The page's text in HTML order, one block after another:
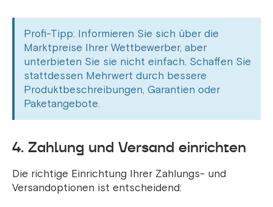
Profi-Tipp: Informieren Sie sich über die
Marktpreise Ihrer Wettbewerber, aber
unterbieten Sie sie nicht einfach. Schaffen Sie
stattdessen Mehrwert durch bessere
Produktbeschreibungen, Garantien oder
Paketangebote.
4. Zahlung und Versand einrichten
Die richtige Einrichtung Ihrer Zahlungs- und
Versandoptionen ist entscheidend: